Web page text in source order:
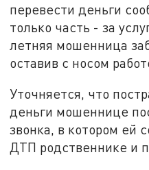
перевести деньги
только часть - за
летняя мошенница
оставив с носом
Уточняется, что
деньги мошеннице
звонка, в котором ей
ДТП родственнике и